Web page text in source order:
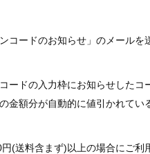
コードのお知らせ」のメールを
ードの入力枠にお知らせしたコ
金額分が自動的に値引かれてい
(送料含まず)以上の場合にご利